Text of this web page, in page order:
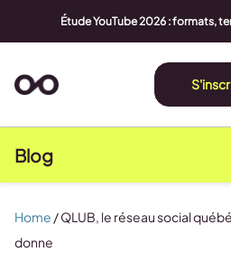
Étude YouTube 2026 : formats,
Blog
Home /QLUB, le réseau social
donne